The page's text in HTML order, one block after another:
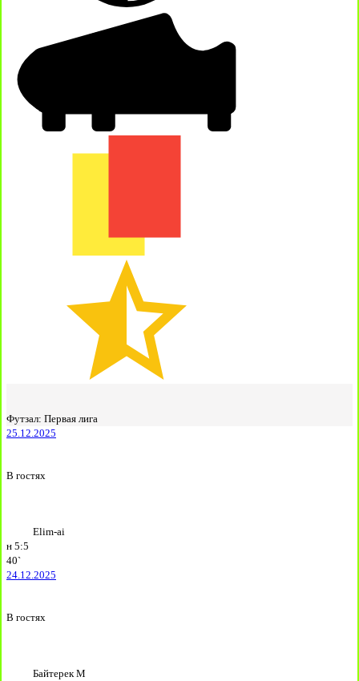
Футзал: Первая лига
25.12.2025
В гостях
Elim-ai
н 5:5
40`
24.12.2025
В гостях
Байтерек М